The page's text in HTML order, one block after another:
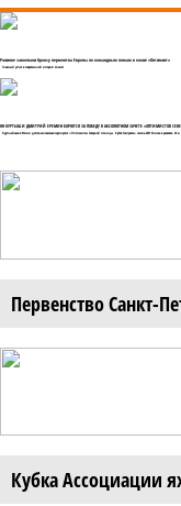
Россияне завоевали бронзу первенства Европы по командным гонкам в классе «Оптимист»
Главный успех в современной истории класса!
ЯН КУРТЫШ И ДМИТРИЙ ЕРЕМИН БОРЮТСЯ ЗА ПОБЕДУ В АБСОЛЮТНОМ ЗАЧЕТЕ «ОПТИМИСТОВ
Крупнейшая в России детско-юношеская серия регат «Оптимисты Северной столицы. Кубок Газпрома» сезона-2021 близка к развязке.
Первенство Санкт-
Кубка Ассоциации